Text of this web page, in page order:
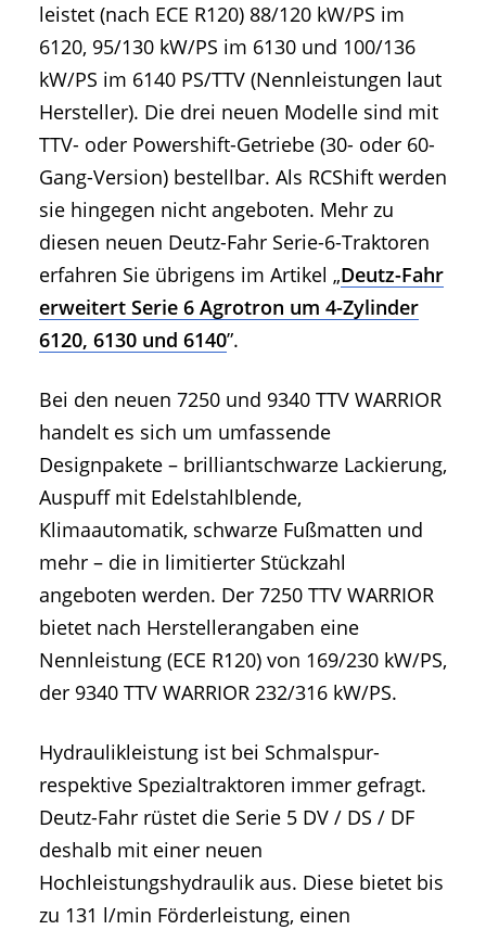
leistet (nach ECE R120) 88/120 kW/PS im
6120, 95/130 kW/PS im 6130 und 100/136
kW/PS im 6140 PS/TTV (Nennleistungen laut
Hersteller). Die drei neuen Modelle sind mit
TTV- oder Powershift-Getriebe (30- oder 60-
Gang-Version) bestellbar. Als RCShift werden
sie hingegen nicht angeboten. Mehr zu
diesen neuen Deutz-Fahr Serie-6-Traktoren
erfahren Sie übrigens im Artikel „Deutz-Fahr
erweitert Serie 6 Agrotron um 4-Zylinder
6120, 6130 und 6140”.
Bei den neuen 7250 und 9340 TTV WARRIOR
handelt es sich um umfassende
Designpakete – brilliantschwarze Lackierung,
Auspuff mit Edelstahlblende,
Klimaautomatik, schwarze Fußmatten und
mehr – die in limitierter Stückzahl
angeboten werden. Der 7250 TTV WARRIOR
bietet nach Herstellerangaben eine
Nennleistung (ECE R120) von 169/230 kW/PS,
der 9340 TTV WARRIOR 232/316 kW/PS.
Hydraulikleistung ist bei Schmalspur-
respektive Spezialtraktoren immer gefragt.
Deutz-Fahr rüstet die Serie 5 DV / DS / DF
deshalb mit einer neuen
Hochleistungshydraulik aus. Diese bietet bis
zu 131 l/min Förderleistung, einen